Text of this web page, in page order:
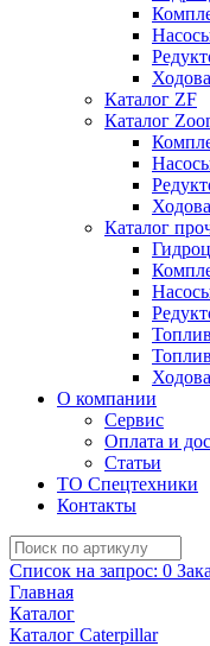
Каталог ZF
Каталог
Каталог
О компании
Сервис
Оплата и
Статьи
ТО Спецтехники
Контакты
Список на запрос: 0
Главная
Каталог
Каталог Caterpillar